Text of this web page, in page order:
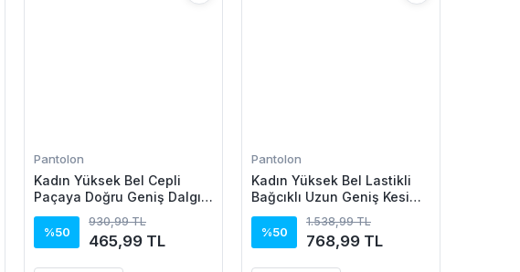
Pantolon
Kadın Yüksek Bel Cepli
Paçaya Doğru Geniş Dalgıç
Pantolon
%50
930,99 TL
465,99 TL
Pantolon
Kadın Yüksek Bel Lastikli
Bağcıklı Uzun Geniş Kesim
Detaylı Krinkıl Pantolon
%50
1.538,99 TL
768,99 TL